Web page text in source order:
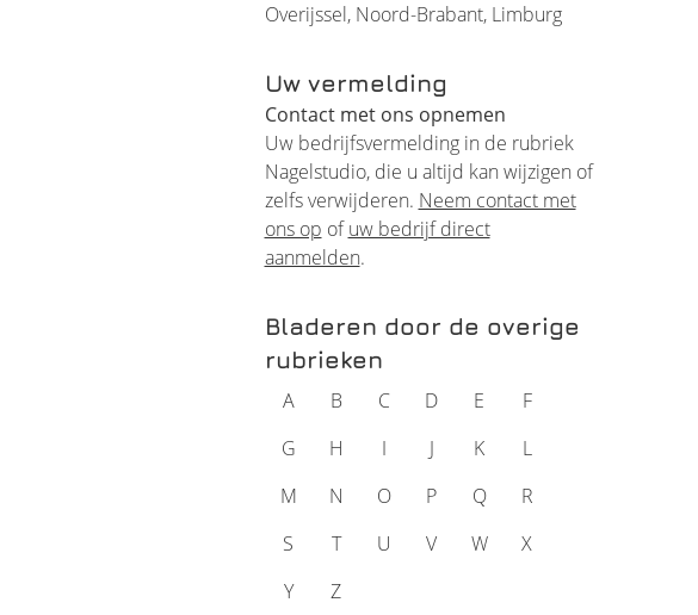
Overijssel, Noord-Brabant, Limburg
Uw vermelding
Contact met ons opnemen
Uw bedrijfsvermelding in de rubriek
Nagelstudio, die u altijd kan wijzigen of
zelfs verwijderen. Neem contact met
ons op ofuw bedrijf direct
aanmelden.
Bladeren door de overige
rubrieken
A B C D E
F
G
H I J K
L
M
N O P Q
R
S
T U V W
X
Y
Z